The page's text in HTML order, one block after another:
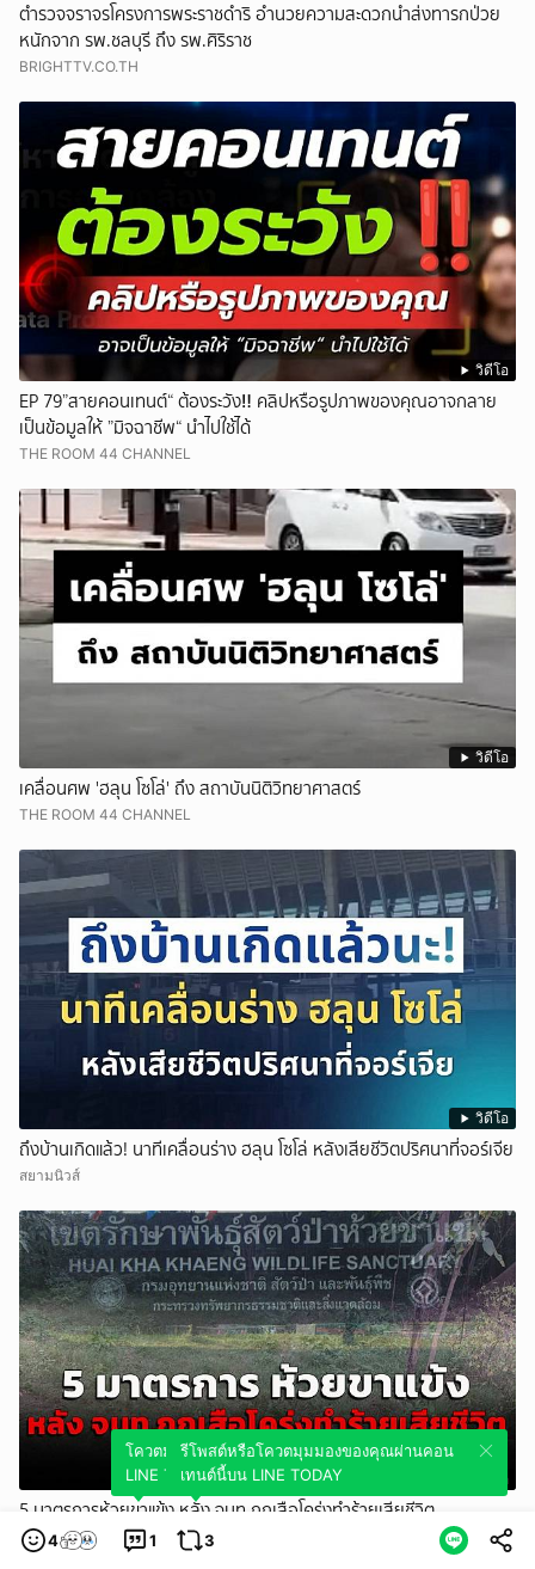
ตำรวจจราจรโครงการพระราชดำริ อำนวยความสะดวกนำส่งทารกป่วย
หนักจาก รพ.ชลบุรี ถึง รพ.ศิริราช
BRIGHTTV.CO.TH
วิดีโอ
EP 79”สายคอนเทนต์“ ต้องระวัง‼️ คลิปหรือรูปภาพของคุณอาจกลาย
เป็นข้อมูลให้ ”มิจฉาชีพ“ นำไปใช้ได้
THE ROOM 44 CHANNEL
วิดีโอ
เคลื่อนศพ 'ฮลุน โซโล่' ถึง สถาบันนิติวิทยาศาสตร์
THE ROOM 44 CHANNEL
วิดีโอ
ถึงบ้านเกิดแล้ว! นาทีเคลื่อนร่าง ฮลุน โซโล่ หลังเสียชีวิตปริศนาที่จอร์เจีย
สยามนิวส์
วิดีโอ
5 มาตรการห้วยขาแข้ง หลัง จนท.ถูกเสือโคร่งทำร้ายเสียชีวิต
สวพ.FM91
4 1
โควตมุมมองของคุณผ่านคอนเทนต์นี้บน
LINE TODAY
3
รีโพสต์หรือโควตมุมมองของคุณผ่านคอน
เทนต์นี้บน LINE TODAY